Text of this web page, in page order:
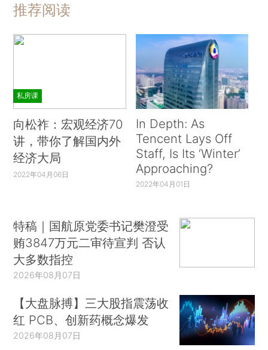
推荐阅读
私房课
向松祚：宏观经济70
讲，带你了解国内外
经济大局
2022年04月06日
In Depth: As
Tencent Lays Off
Staff, Is Its ‘Winter’
Approaching?
2022年04月01日
特稿｜国航原党委书记樊澄受
贿3847万元二审待宣判 否认
大多数指控
2026年08月07日
【大盘脉搏】三大股指震荡收
红 PCB、创新药概念爆发
2026年08月07日